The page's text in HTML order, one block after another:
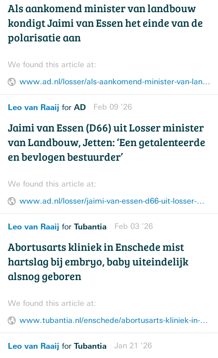
Als aankomend minister van landbouw
kondigt Jaimi van Essen het einde van de
polarisatie aan
We found this article at:
www.ad.nl/losser/als-aankomend-minister-van-landbouw-kondigt-jaimi-van-essen-het-einde-van-de-polarisatie-aan~acaeb0adb/
Leo van Raaij for AD Feb 09 ’26
Jaimi van Essen (D66) uit Losser minister
van Landbouw, Jetten: ‘Een getalenteerde
en bevlogen bestuurder’
We found this article at:
www.ad.nl/losser/jaimi-van-essen-d66-uit-losser-minister-van-landbouw-jetten-een-getalenteerde-en-bevlogen-bestuurder~a3ea6123/
Leo van Raaij for Tubantia Feb 03 ’26
Abortusarts kliniek in Enschede mist
hartslag bij embryo, baby uiteindelijk
alsnog geboren
We found this article at:
www.tubantia.nl/enschede/abortusarts-kliniek-in-enschede-mist-hartslag-bij-embryo-baby-uiteindelijk-alsnog-geboren~a9cd356a/
Leo van Raaij for Tubantia Jan 21 ’26